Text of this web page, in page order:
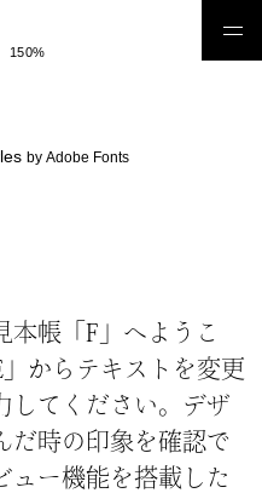
by Adobe Fonts
本帳 「F」へようこ
」からテキストを変 更
してください。デザ
だ時の 印象 を確認で
ュー機能 を搭載 した
し
ン系
合成フォント